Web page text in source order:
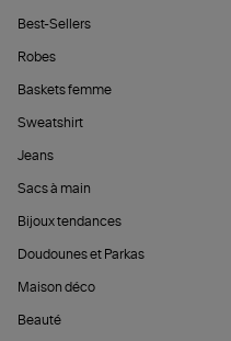
Best-Sellers
Robes
Baskets femme
Sweatshirt
Jeans
Sacs à main
Bijoux tendances
Doudounes et Parkas
Maison déco
Beauté